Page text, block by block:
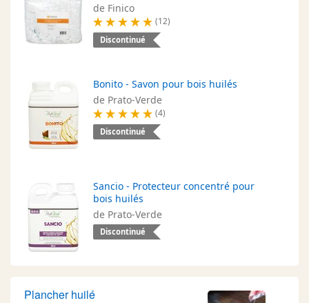
de Finico
(12)
Discontinué
Bonito - Savon pour bois huilés
de Prato-Verde
(4)
Discontinué
Sancio - Protecteur concentré pour
bois huilés
de Prato-Verde
Discontinué
Plancher huilé